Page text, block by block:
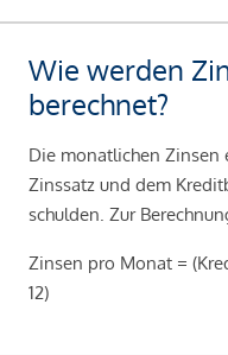
Wie werden
berechnet?
Die monatlichen Zinsen
Zinssatz und dem
schulden. Zur
Zinsen pro Monat =
12)